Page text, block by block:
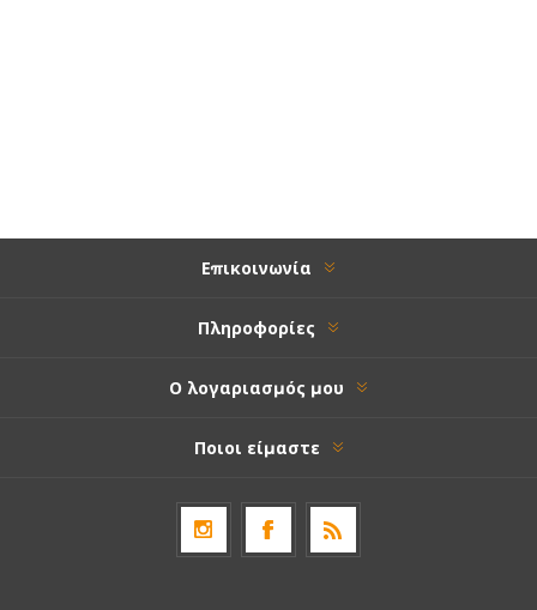
Επικοινωνία
Πληροφορίες
Ο λογαριασμός μου
Ποιοι είμαστε